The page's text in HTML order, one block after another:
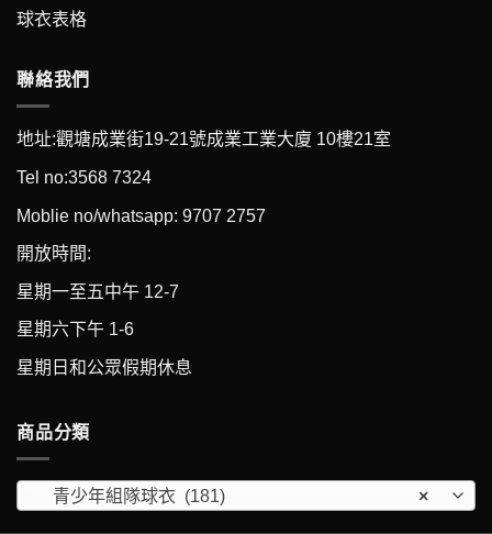
球衣表格
聯絡我們
地址:觀塘成業街19-21號成業工業大廈 10樓21室
Tel no:3568 7324
Moblie no/whatsapp: 9707 2757
開放時間:
星期一至五中午 12-7
星期六下午 1-6
星期日和公眾假期休息
商品分類
×
青少年組隊球衣 (181)